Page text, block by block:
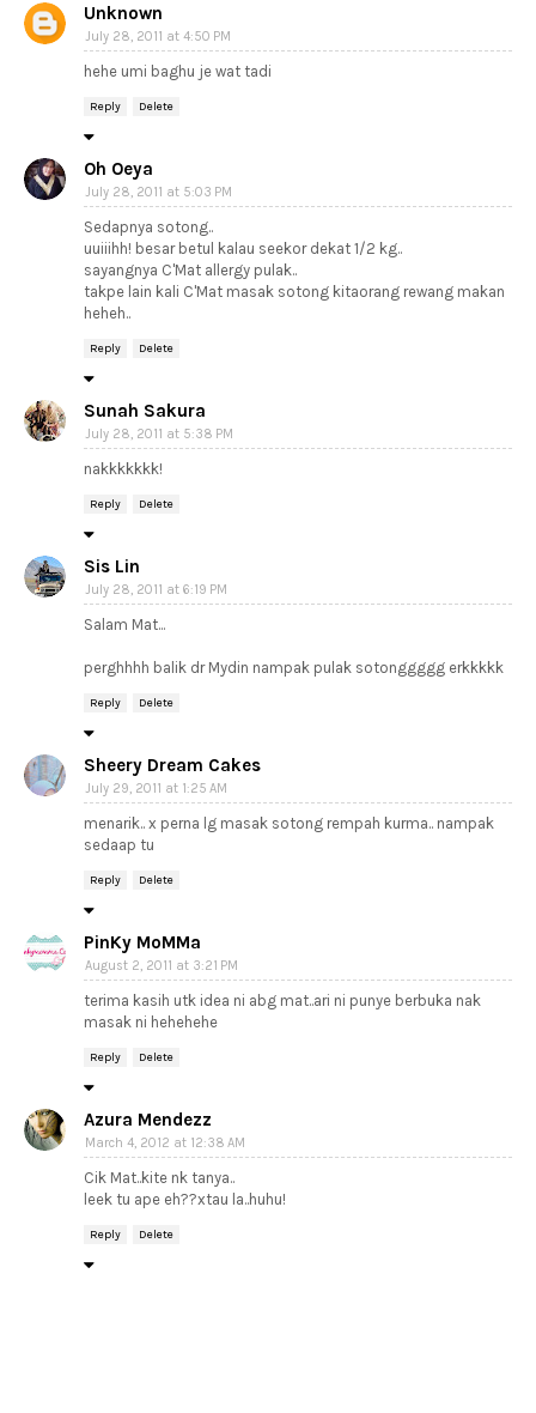
Unknown
July 28, 2011 at 4:50 PM
hehe umi baghu je wat tadi
Reply Delete
Oh Oeya
July 28, 2011 at 5:03 PM
Sedapnya sotong..
uuiiihh! besar betul kalau seekor dekat 1/2 kg..
sayangnya C'Mat allergy pulak..
takpe lain kali C'Mat masak sotong kitaorang rewang makan
heheh..
Reply Delete
Sunah Sakura
July 28, 2011 at 5:38 PM
nakkkkkkk!
Reply Delete
Sis Lin
July 28, 2011 at 6:19 PM
Salam Mat...
perghhhh balik dr Mydin nampak pulak sotonggggg erkkkkk
Reply Delete
Sheery Dream Cakes
July 29, 2011 at 1:25 AM
menarik.. x perna lg masak sotong rempah kurma.. nampak
sedaap tu
Reply Delete
PinKy MoMMa
August 2, 2011 at 3:21 PM
terima kasih utk idea ni abg mat..ari ni punye berbuka nak
masak ni hehehehe
Reply Delete
Azura Mendezz
March 4, 2012 at 12:38 AM
Cik Mat..kite nk tanya..
leek tu ape eh??xtau la..huhu!
Reply Delete